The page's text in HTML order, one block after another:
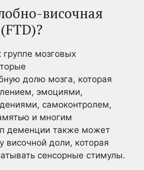
височная
группе мозговых
долю мозга, которая
эмоциями,
самоконтролем,
и многим
деменции также может
височной доли, которая
сенсорные стимулы.